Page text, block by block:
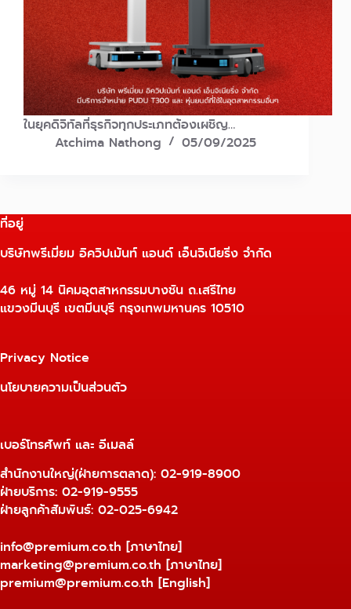
ในยุคดิจิทัลที่ธุรกิจทุกประเภทต้องเผชิญ…
Atchima Nathong
05/09/2025
ที่อยู่
บริษัทพรีเมี่ยม อิควิปเม้นท์ แอนด์ เอ็นจิเนียริ่ง จำกัด
46 หมู่ 14 นิคมอุตสาหกรรมบางชัน ถ.เสรีไทย
แขวงมีนบุรี เขตมีนบุรี กรุงเทพมหานคร 10510
Privacy Notice
นโยบายความเป็นส่วนตัว
เบอร์โทรศัพท์ และ อีเมลล์
สำนักงานใหญ่(ฝ่ายการตลาด): 02-919-8900
ฝ่ายบริการ: 02-919-9555
ฝ่ายลูกค้าสัมพันธ์: 02-025-6942
info@premium.co.th [ภาษาไทย]
marketing@premium.co.th [ภาษาไทย]
premium@premium.co.th [English]